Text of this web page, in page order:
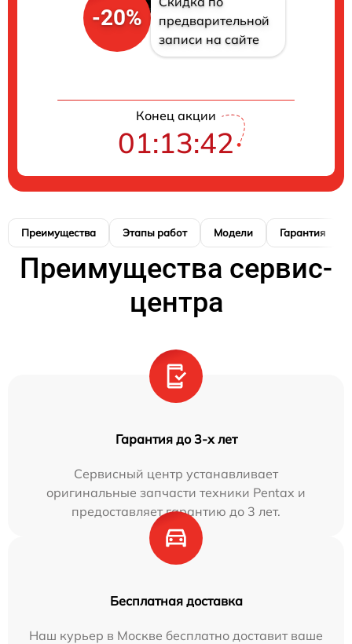
-20%
предварительной
записи на сайте
Конец акции
01:13:41
Преимущества Этапы работ Модели Гарантия
Преимущества сервис-
центра
Гарантия до 3-х лет
Сервисный центр устанавливает
оригинальные запчасти техники Pentax и
предоставляет гарантию до 3 лет.
Бесплатная доставка
Наш курьер в Москве бесплатно доставит ваше